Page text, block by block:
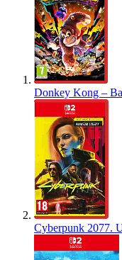
Donkey Kong –
Cyberpunk 2077.